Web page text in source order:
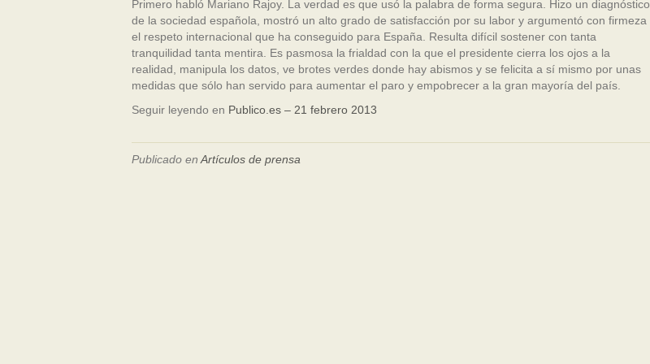
Primero habló Mariano Rajoy. La verdad es que usó la palabra de forma segura. Hizo un diagnóstico
de la sociedad española, mostró un alto grado de satisfacción por su labor y argumentó con firmeza
el respeto internacional que ha conseguido para España. Resulta difícil sostener con tanta
tranquilidad tanta mentira. Es pasmosa la frialdad con la que el presidente cierra los ojos a la
realidad, manipula los datos, ve brotes verdes donde hay abismos y se felicita a sí mismo por unas
medidas que sólo han servido para aumentar el paro y empobrecer a la gran mayoría del país.
Seguir leyendo en Publico.es – 21 febrero 2013
Publicado en Artículos de prensa